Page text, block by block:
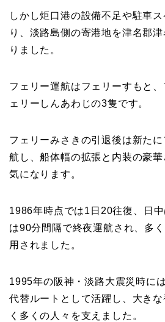
しかし炬口港の設備不足や駐車
り、淡路島側の寄港地を津名郡
りました。
フェリー運航はフェリーすもと
ェリーしんあわじの3隻です。
フェリーみさきの引退後は新た
航し、船体幅の拡張と内装の豪華
気になります。
1986年時点では1日20往復、日
は90分間隔で終夜運航され、多
用されました。
1995年の阪神・淡路大震災時に
代替ルートとして活躍し、大き
く多くの人々を支えました。